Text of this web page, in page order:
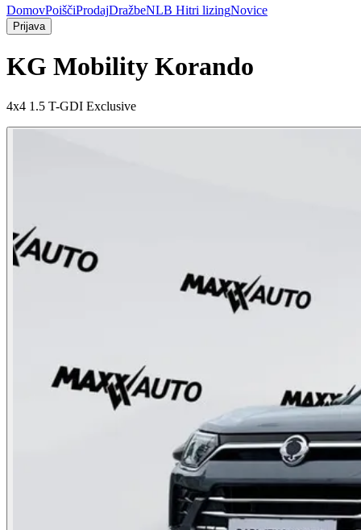
DomovPoiščiProdajDražbeNLB Hitri lizingNovice
Prijava
KG Mobility Korando
4x4 1.5 T-GDI Exclusive